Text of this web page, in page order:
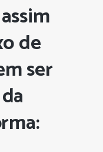
de
ser